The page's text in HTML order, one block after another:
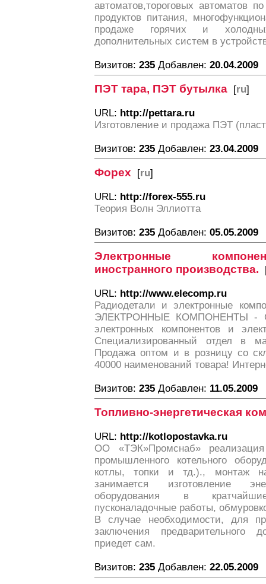
автоматов,тороговых автоматов
продуктов питания,
продаже горячих и
дополнительных систем в
Визитов: 235 Добавлен: 20.04.2009
ПЭТ тара, ПЭТ бутылка [ru]
URL: http://pettara.ru
Изготовление и продажа ПЭТ
Визитов: 235 Добавлен: 23.04.2009
Форех [ru]
URL: http://forex-555.ru
Теория Волн Эллиотта
Визитов: 235 Добавлен: 05.05.2009
Электронные
иностранного производства.
URL: http://www.elecomp.ru
Радиодетали и электронные
ЭЛЕКТРОННЫЕ КОМПОНЕНТЫ -
электронных компонентов и
Специализированный отдел в
Продажа оптом и в розницу со
40000 наименований товара!
Визитов: 235 Добавлен: 11.05.2009
Топливно-энергетическая
URL: http://kotlopostavka.ru
ОО «ТЭК»Промснаб»
промышленного котельного
котлы, топки и тд.)., монтаж
занимается изготовление
оборудования в
пусконаладочные работы,
В случае необходимости, для
заключения предварительного
приедет сам.
Визитов: 235 Добавлен: 22.05.2009